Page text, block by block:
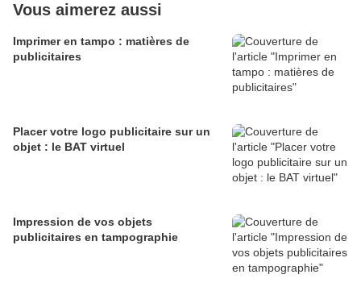
Vous aimerez aussi
Imprimer en tampo : matières de
publicitaires
Placer votre logo publicitaire sur un
objet : le BAT virtuel
Impression de vos objets
publicitaires en tampographie